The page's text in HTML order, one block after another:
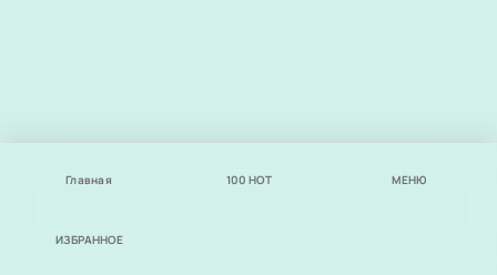
Главная 100 НОТ МЕНЮ
ИЗБРАННОЕ